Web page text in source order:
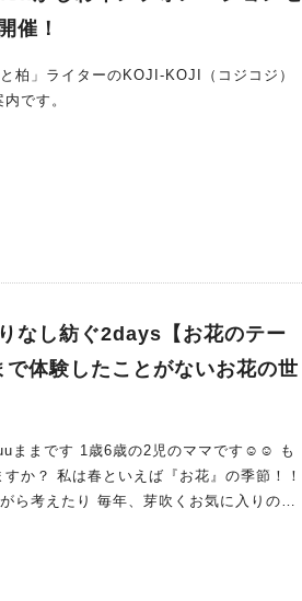
を開催します（12時30分頃まで） 集合場
9時50分集合）。集合場所は常盤平団地中
込みフォーム 申込フォーム
催！
柏」ライターのKOJI-KOJI（コジコジ）
内です。
なし紡ぐ2days【お花のテー
体験したことがないお花の世
まです 1歳6歳の2児のママです☺︎☺︎ も
か？ 私は春といえば『お花』の季節！！
ら考えたり 毎年、芽吹くお気に入りのお
くわく！が止まらなかった今までにな
【お花のテーマパーク】をご紹介します